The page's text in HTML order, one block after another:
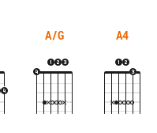
A/G A4